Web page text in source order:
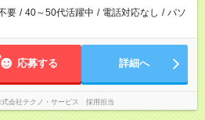
要 / 40～50代活躍中 / 電話対応なし / パソ
応募する 詳細へ
式会社テクノ・サービス 採用担当